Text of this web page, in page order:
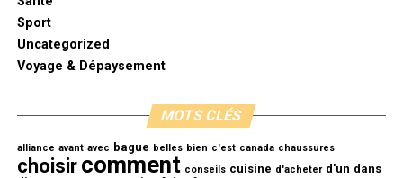
Sport
Uncategorized
Voyage & Dépaysement
MOTS CLÉS
alliance avant avec bague belles bien c'est canada chaussures
choisir comment conseils cuisine d'acheter d'un dans